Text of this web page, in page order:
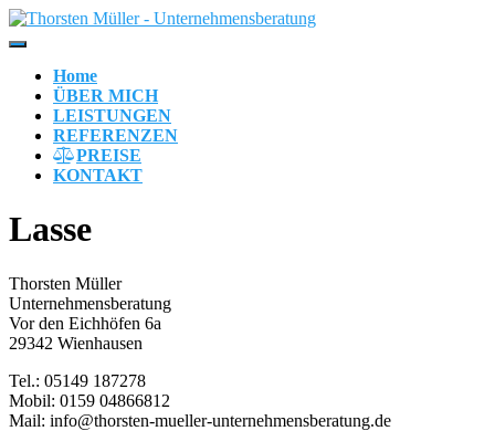
Navigation
umschalten
Home
ÜBER MICH
LEISTUNGEN
REFERENZEN
PREISE
KONTAKT
Lasse
Thorsten Müller
Unternehmensberatung
Vor den Eichhöfen 6a
29342 Wienhausen
Tel.: 05149 187278
Mobil: 0159 04866812
Mail: info@thorsten-mueller-unternehmensberatung.de